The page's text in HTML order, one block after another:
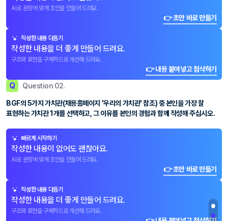
AI로 문항에 맞게 초안을 만들어 드려요.
👉 초안 바로 만들기
작성한 내용 다듬기
작성한 내용을 더 좋게 만들어 드려요.
구조와 표현을 구체적으로 개선해 드려요.
👉 내용 붙여넣고 첨삭하기
Q Question 02.
BGF의 5가지 가치관(채용홈페이지 '우리의 가치관' 참조) 중 본인을 가장 잘
표현하는 가치관 1개를 선택하고, 그 이유를 본인의 경험과 함께 작성해 주십시오.
빠르게 시작하기
작성한 내용이 없어도 괜찮아요.
AI로 문항에 맞게 초안을 만들어 드려요.
👉 초안 바로 만들기
작성한 내용 다듬기
작성한 내용을 더 좋게 만들어 드려요.
구조와 표현을 구체적으로 개선해 드려요.